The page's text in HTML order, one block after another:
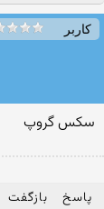
کاربر
سكس گروپ
پاسخ بازگفت